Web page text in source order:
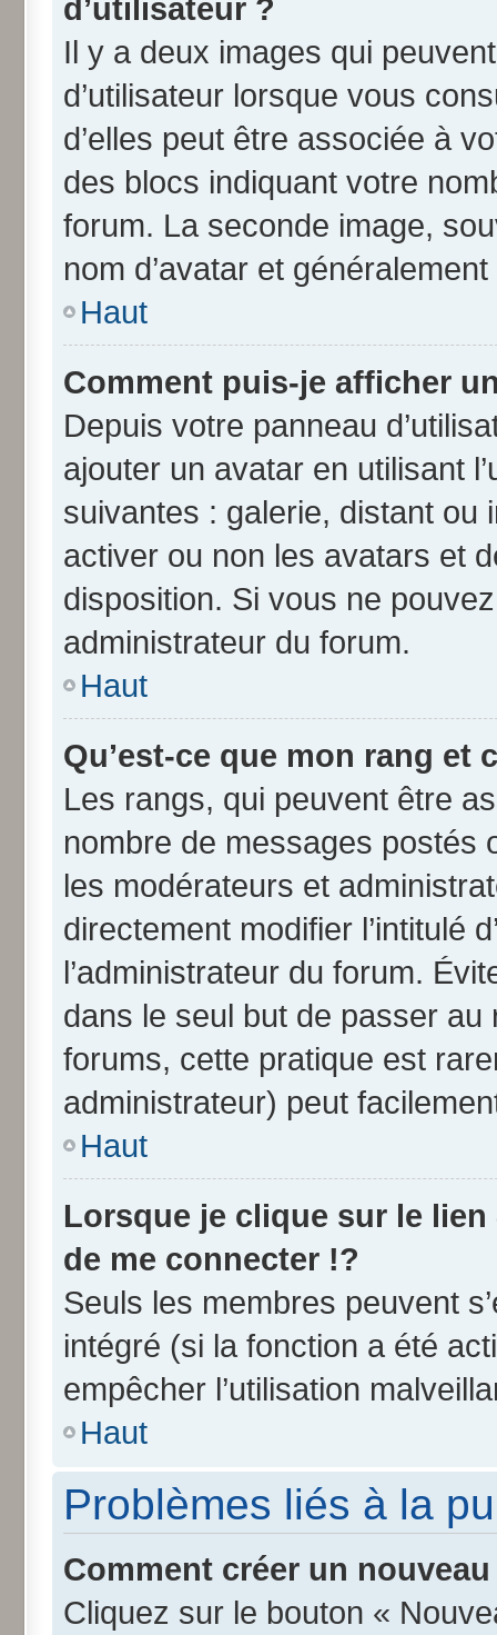
d’utilisateur ?
Il y a deux images qui
d’utilisateur lorsque vous
d’elles peut être associée à
des blocs indiquant votre
forum. La seconde image,
nom d’avatar et
Haut
Comment puis-je afficher
Depuis votre panneau
ajouter un avatar en utilisant
suivantes : galerie, distant ou
activer ou non les avatars et
disposition. Si vous ne
administrateur du forum.
Haut
Qu’est-ce que mon rang et
Les rangs, qui peuvent être
nombre de messages postés
les modérateurs et
directement modifier l’intitulé
l’administrateur du forum.
dans le seul but de passer
forums, cette pratique est
administrateur) peut
Haut
Lorsque je clique sur le lien
de me connecter !?
Seuls les membres peuvent
intégré (si la fonction a été
empêcher l’utilisation
Haut
Problèmes liés à la
Comment créer un
Cliquez sur le bouton «